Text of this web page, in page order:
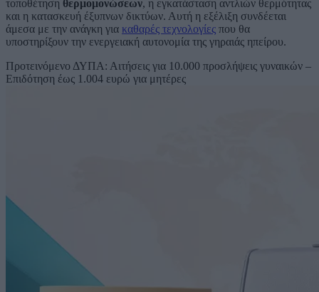
τοποθέτηση θερμομονώσεων, η εγκατάσταση αντλιών θερμότητας
και η κατασκευή έξυπνων δικτύων. Αυτή η εξέλιξη συνδέεται
άμεσα με την ανάγκη για καθαρές τεχνολογίες που θα
υποστηρίξουν την ενεργειακή αυτονομία της γηραιάς ηπείρου.
Προτεινόμενο ΔΥΠΑ: Αιτήσεις για 10.000 προσλήψεις γυναικών –
Επιδότηση έως 1.004 ευρώ για μητέρες